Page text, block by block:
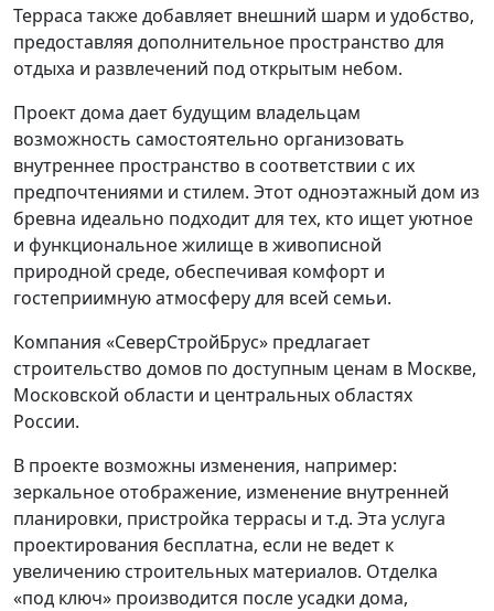
Терраса также добавляет внешний шарм и удобство,
предоставляя дополнительное пространство для
отдыха и развлечений под открытым небом.
Проект дома дает будущим владельцам
возможность самостоятельно организовать
внутреннее пространство в соответствии с их
предпочтениями и стилем. Этот одноэтажный дом из
бревна идеально подходит для тех, кто ищет уютное
и функциональное жилище в живописной
природной среде, обеспечивая комфорт и
гостеприимную атмосферу для всей семьи.
Компания «СеверСтройБрус» предлагает
строительство домов по доступным ценам в Москве,
Московской области и центральных областях
России.
В проекте возможны изменения, например:
зеркальное отображение, изменение внутренней
планировки, пристройка террасы и т.д. Эта услуга
проектирования бесплатна, если не ведет к
увеличению строительных материалов. Отделка
«под ключ» производится после усадки дома,